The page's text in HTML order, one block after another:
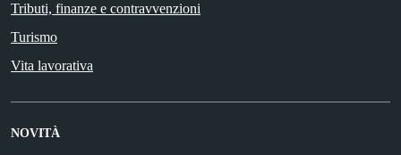
Tributi, finanze e contravvenzioni
Turismo
Vita lavorativa
NOVITÀ